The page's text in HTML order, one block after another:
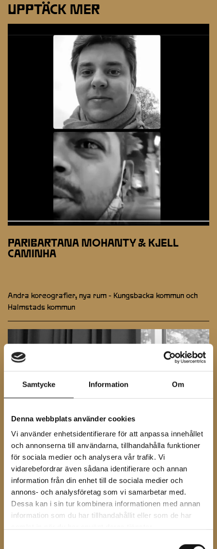
Samtycke Information Om
Denna webbplats använder cookies
Vi använder enhetsidentifierare för att anpassa innehållet
och annonserna till användarna, tillhandahålla funktioner
för sociala medier och analysera vår trafik. Vi
vidarebefordrar även sådana identifierare och annan
information från din enhet till de sociala medier och
annons- och analysföretag som vi samarbetar med.
Dessa kan i sin tur kombinera informationen med annan
information som du har tillhandahållit eller som de har
UPPTÄCK MER
PARIBARTANA MOHANTY & KJELL
CAMINHA
Andra koreografier, nya rum - Kungsbacka kommun och
Halmstads kommun